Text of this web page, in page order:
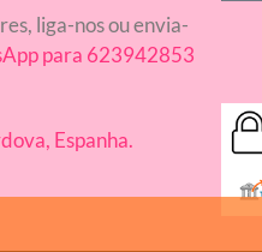
liga-nos ou envia-
para 623942853
Espanha.